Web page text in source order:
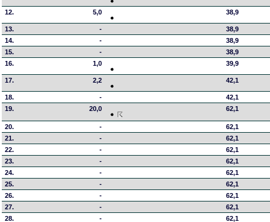
12. 5,0 38,9
13. -
38,9
14.
-
38,9
15.
-
38,9
16.
1,0 39,9
17. 2,2 42,1
18. -
42,1
19.
20,0 62,1
20. -
62,1
21.
-
62,1
22.
-
62,1
23.
-
62,1
24.
-
62,1
25.
-
62,1
26.
-
62,1
27.
-
62,1
28.
-
62,1